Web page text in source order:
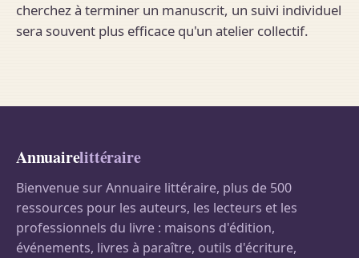
cherchez à terminer un manuscrit, un suivi individuel
sera souvent plus efficace qu'un atelier collectif.
Annuairelittéraire
Bienvenue sur Annuaire littéraire, plus de 500
ressources pour les auteurs, les lecteurs et les
professionnels du livre : maisons d'édition,
événements, livres à paraître, outils d'écriture,